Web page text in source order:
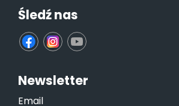
Śledź nas
fb ins yt
Newsletter
Email